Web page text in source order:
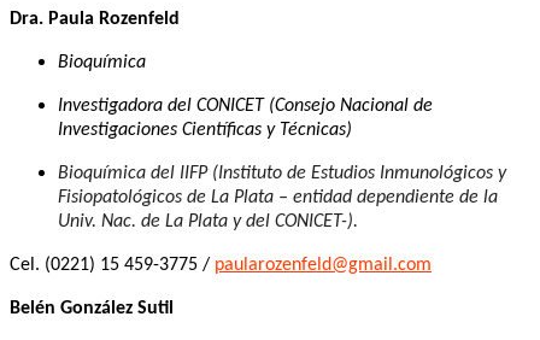
Dra. Paula Rozenfeld
Bioquímica
Investigadora del CONICET (Consejo Nacional de
Investigaciones Científicas y Técnicas)
Bioquímica del IIFP (Instituto de Estudios Inmunológicos y
Fisiopatológicos de La Plata – entidad dependiente de la
Univ. Nac. de La Plata y del CONICET-).
Cel. (0221) 15 459-3775 / paularozenfeld@gmail.com
Belén González Sutil